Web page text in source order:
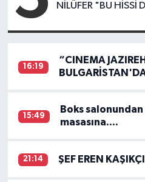
NİLÜFER "BU HİSSİ
16:19
“CINEMA
15:49
Boks
masasına....
21:14 ŞEF EREN